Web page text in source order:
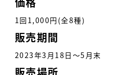
1回1,000円(全8種)
販売期間
2023年3月18日〜5月末